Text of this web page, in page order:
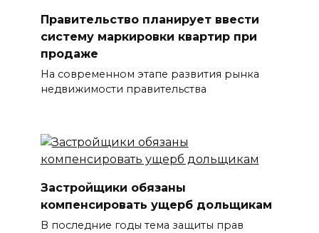
Правительство планирует ввести
систему маркировки квартир при
продаже
На современном этапе развития рынка
недвижимости правительства
Застройщики обязаны
компенсировать ущерб дольщикам
В последние годы тема защиты прав